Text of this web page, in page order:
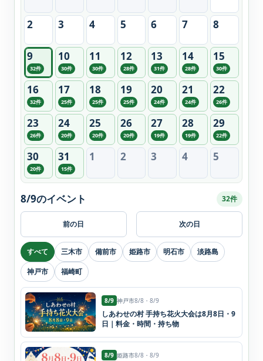
2 3 4 5 6 7 8
9
32件
10
30件
11
30件
12
28件
13
31件
14
28件
15
30件
16
32件
17
25件
18
25件
19
25件
20
24件
21
24件
22
26件
23
26件
24
20件
25
20件
26
20件
27
19件
28
19件
29
22件
30
20件
31
15件
1 2 3 4 5
前の日
8/9のイベント 32件
次の日
すべて 三木市 備前市 姫路市 明石市
淡路島
神戸市
福崎町
8/9 神戸市8/8・8/9
しあわせの村 手持ち花火大会は8月8日・9
日｜料金・時間・持ち物
8/9 姫路市8/8・8/9